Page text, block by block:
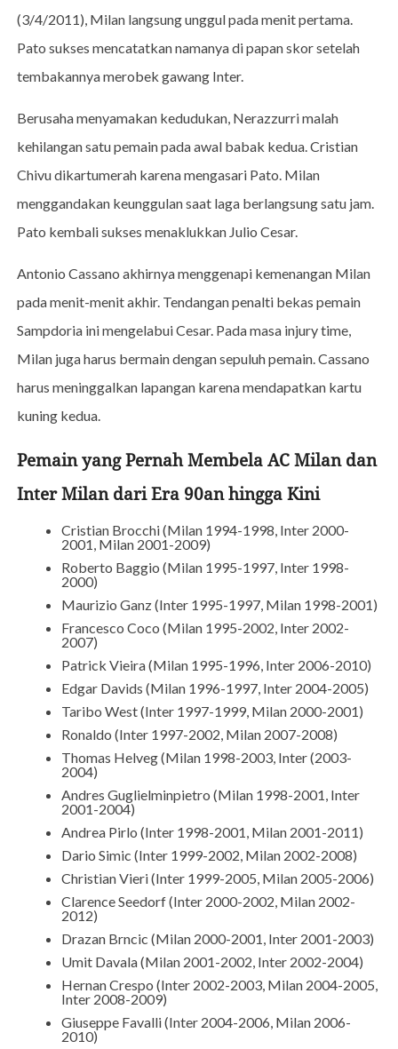
(3/4/2011), Milan langsung unggul pada menit pertama.
Pato sukses mencatatkan namanya di papan skor setelah
tembakannya merobek gawang Inter.
Berusaha menyamakan kedudukan, Nerazzurri malah
kehilangan satu pemain pada awal babak kedua. Cristian
Chivu dikartumerah karena mengasari Pato. Milan
menggandakan keunggulan saat laga berlangsung satu jam.
Pato kembali sukses menaklukkan Julio Cesar.
Antonio Cassano akhirnya menggenapi kemenangan Milan
pada menit-menit akhir. Tendangan penalti bekas pemain
Sampdoria ini mengelabui Cesar. Pada masa injury time,
Milan juga harus bermain dengan sepuluh pemain. Cassano
harus meninggalkan lapangan karena mendapatkan kartu
kuning kedua.
Pemain yang Pernah Membela AC Milan dan
Inter Milan dari Era 90an hingga Kini
Cristian Brocchi (Milan 1994-1998, Inter 2000-
2001, Milan 2001-2009)
Roberto Baggio (Milan 1995-1997, Inter 1998-
2000)
Maurizio Ganz (Inter 1995-1997, Milan 1998-2001)
Francesco Coco (Milan 1995-2002, Inter 2002-
2007)
Patrick Vieira (Milan 1995-1996, Inter 2006-2010)
Edgar Davids (Milan 1996-1997, Inter 2004-2005)
Taribo West (Inter 1997-1999, Milan 2000-2001)
Ronaldo (Inter 1997-2002, Milan 2007-2008)
Thomas Helveg (Milan 1998-2003, Inter (2003-
2004)
Andres Guglielminpietro (Milan 1998-2001, Inter
2001-2004)
Andrea Pirlo (Inter 1998-2001, Milan 2001-2011)
Dario Simic (Inter 1999-2002, Milan 2002-2008)
Christian Vieri (Inter 1999-2005, Milan 2005-2006)
Clarence Seedorf (Inter 2000-2002, Milan 2002-
2012)
Drazan Brncic (Milan 2000-2001, Inter 2001-2003)
Umit Davala (Milan 2001-2002, Inter 2002-2004)
Hernan Crespo (Inter 2002-2003, Milan 2004-2005,
Inter 2008-2009)
Giuseppe Favalli (Inter 2004-2006, Milan 2006-
2010)